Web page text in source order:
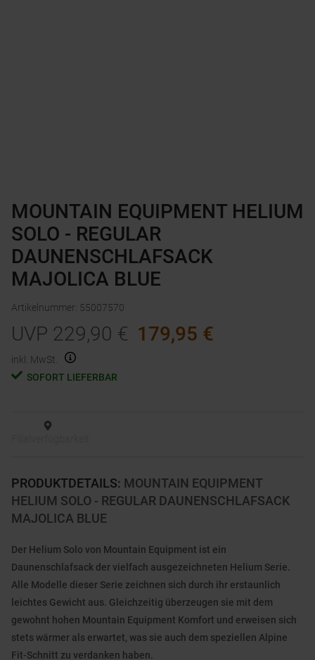
PRODUKTDETAILS: MOUNTAIN EQUIPMENT
HELIUM SOLO - REGULAR DAUNENSCHLAFSACK
MAJOLICA BLUE
Der Helium Solo von Mountain Equipment ist ein
Daunenschlafsack der vielfach ausgezeichneten Helium Serie.
Alle Modelle dieser Serie zeichnen sich durch ihr erstaunlich
leichtes Gewicht aus. Gleichzeitig überzeugen sie mit dem
gewohnt hohen Mountain Equipment Komfort und erweisen sich
stets wärmer als erwartet, was sie auch dem speziellen Alpine
Fit-Schnitt zu verdanken haben.
MOUNTAIN EQUIPMENT HELIUM
SOLO - REGULAR
DAUNENSCHLAFSACK
MAJOLICA BLUE
Artikelnummer: 55007570
UVP 229,90 € 179,95 €
inkl. MwSt.
SOFORT LIEFERBAR